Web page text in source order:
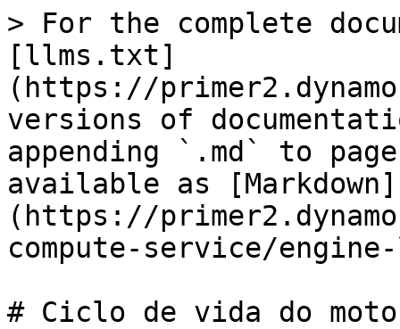
> For the complete
[llms.txt]
(https://
versions of
appending `.md` to
available as [Markdown]
(https://
compute-service/
# Ciclo de vida do